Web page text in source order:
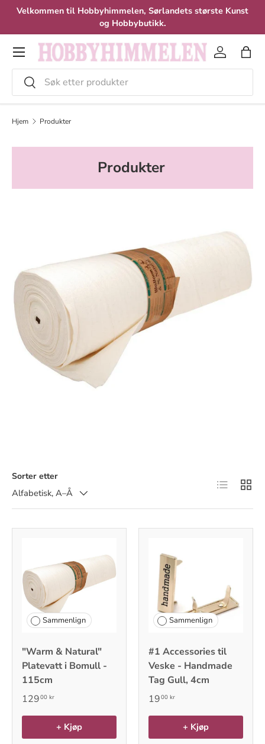
Velkommen til Hobbyhimmelen, Sørlandets største Kunst
og Hobbybutikk.
Meny
Søk
Velg
Logg inn
Hjem Produkter
Produkter
Sorter etter
Alfabetisk, A–Å
Sammenlign
"Warm & Natural"
Platevatt i Bomull -
115cm
12900 kr
+ Kjøp
Sammenlign
#1 Accessories til
Veske - Handmade
Tag Gull, 4cm
1900 kr
+ Kjøp